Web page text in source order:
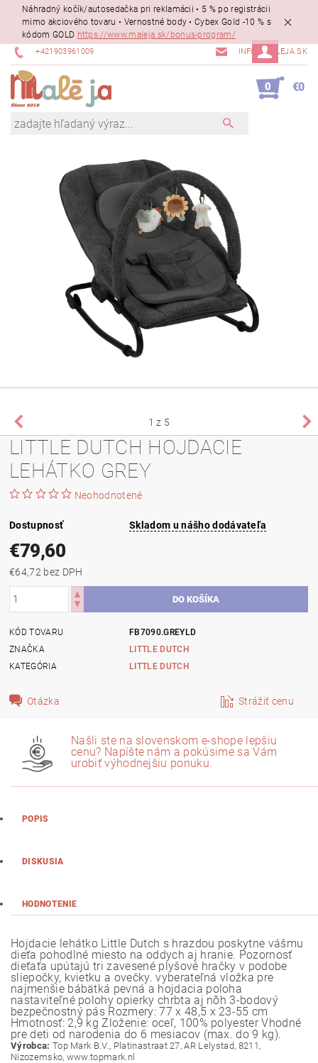
Náhradný kočík/autosedačka pri reklamácii • 5 % po registrácii
mimo akciového tovaru • Vernostné body • Cybex Gold -10 % s
kódom GOLD https://www.maleja.sk/bonus-program/
+421903961009 INFO@MALEJA.SK
0 €0
1 z 5
LITTLE DUTCH HOJDACIE
LEHÁTKO GREY
Neohodnotené
Dostupnosť Skladom u nášho dodávateľa
€79,60
€64,72 bez DPH
KÓD TOVARU
FB7090.GREYLD
ZNAČKA
LITTLE DUTCH
KATEGÓRIA
LITTLE DUTCH
Otázka Strážiť cenu
Našli ste na slovenskom e-shope lepšiu
cenu? Napíšte nám a pokúsime sa Vám
urobiť výhodnejšiu ponuku.
POPIS
DISKUSIA
HODNOTENIE
Hojdacie lehátko Little Dutch s hrazdou poskytne vášmu
dieťa pohodlné miesto na oddych aj hranie. Pozornosť
dieťaťa upútajú tri zavesené plyšové hračky v podobe
sliepočky, kvietku a ovečky. vyberateľná vložka pre
najmenšie bábätká pevná a hojdacia poloha
nastaviteľné polohy opierky chrbta aj nôh 3-bodový
bezpečnostný pás Rozmery: 77 x 48,5 x 23-55 cm
Hmotnosť: 2,9 kg Zloženie: oceľ, 100% polyester Vhodné
pre deti od narodenia do 6 mesiacov (max. do 9 kg).
Výrobca: Top Mark B.V., Platinastraat 27, AR Lelystad, 8211,
Nizozemsko, www.topmark.nl